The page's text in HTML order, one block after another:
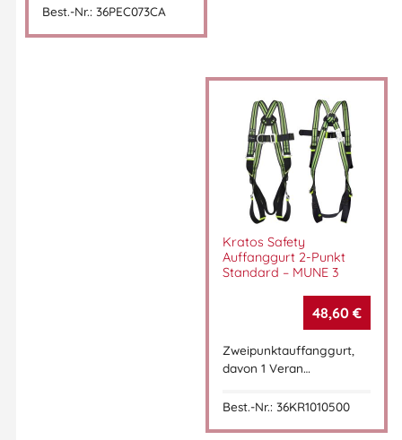
Best.-Nr.: 36PEC073CA
Kratos Safety
Auffanggurt 2-Punkt
Standard – MUNE 3
48,60 €
Zweipunktauffanggurt,
davon 1 Veran…
Best.-Nr.: 36KR1010500